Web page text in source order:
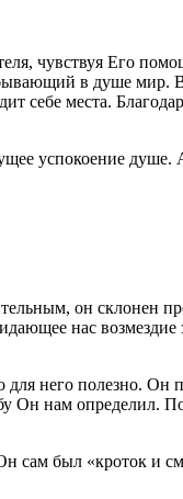
чувствуя Его
в душе мир.
себе места.
успокоение
он склонен
нас
для него полезно. Он
нам определил.
Он сам был «кроток и